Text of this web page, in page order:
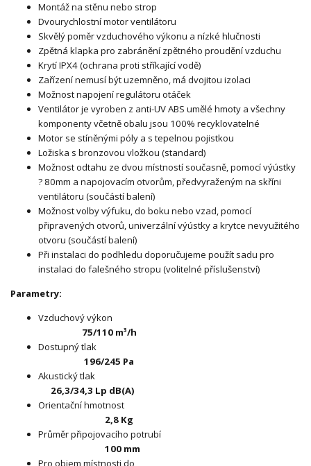
Montáž na stěnu nebo strop
Dvourychlostní motor ventilátoru
Skvělý poměr vzduchového výkonu a nízké hlučnosti
Zpětná klapka pro zabránění zpětného proudění vzduchu
Krytí IPX4 (ochrana proti stříkající vodě)
Zařízení nemusí být uzemněno, má dvojitou izolaci
Možnost napojení regulátoru otáček
Ventilátor je vyroben z anti-UV ABS umělé hmoty a všechny
komponenty včetně obalu jsou 100% recyklovatelné
Motor se stíněnými póly a s tepelnou pojistkou
Ložiska s bronzovou vložkou (standard)
Možnost odtahu ze dvou místností současně, pomocí výústky
? 80mm a napojovacím otvorům, předvyraženým na skříni
ventilátoru (součástí balení)
Možnost volby výfuku, do boku nebo vzad, pomocí
připravených otvorů, univerzální výústky a krytce nevyužitého
otvoru (součástí balení)
Při instalaci do podhledu doporučujeme použít sadu pro
instalaci do falešného stropu (volitelné příslušenství)
Parametry:
Vzduchový výkon
75/110 m³/h
Dostupný tlak
196/245 Pa
Akustický tlak
26,3/34,3 Lp dB(A)
Orientační hmotnost
2,8 Kg
Průměr připojovacího potrubí
100 mm
Pro objem místnosti do